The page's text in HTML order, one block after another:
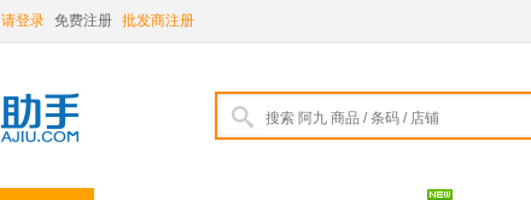
请登录 免费注册 批发商注册